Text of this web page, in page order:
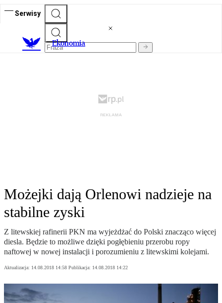
Serwisy
Ekonomia
Możejki dają Orlenowi nadzieje na
stabilne zyski
Z litewskiej rafinerii PKN ma wyjeżdżać do Polski znacząco więcej
diesla. Będzie to możliwe dzięki pogłębieniu przerobu ropy
naftowej w nowej instalacji i porozumieniu z litewskimi kolejami.
Aktualizacja: 14.08.2018 14:58 Publikacja: 14.08.2018 14:22